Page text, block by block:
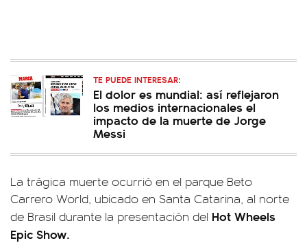
TE PUEDE INTERESAR:
El dolor es mundial: así reflejaron
los medios internacionales el
impacto de la muerte de Jorge
Messi
La trágica muerte ocurrió en el parque Beto
Carrero World, ubicado en Santa Catarina, al norte
de Brasil durante la presentación del Hot Wheels
Epic Show.